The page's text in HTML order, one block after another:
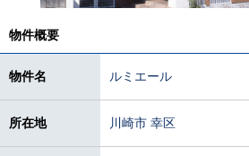
物件概要
物件名 ルミエール
所在地 川崎市 幸区